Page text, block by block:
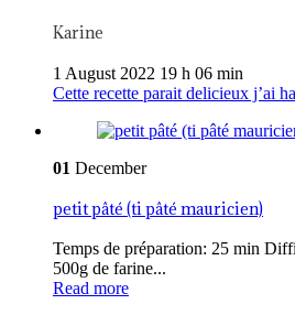
Karine
1 August 2022 19 h 06 min
Cette recette parait delicieux j’ai
01 December
petit pâté (ti pâté mauricien)
Temps de préparation: 25 min
500g de farine...
Read more